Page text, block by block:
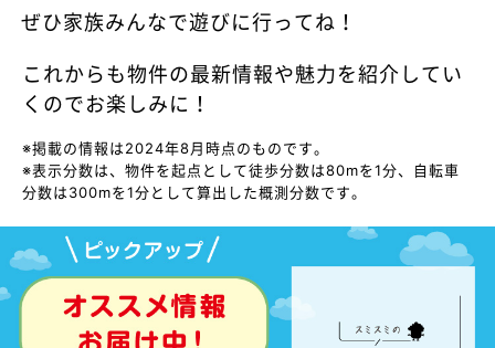
ぜひ家族みんなで遊びに行ってね！
これからも物件の最新情報や魅力を紹介してい
くのでお楽しみに！
※掲載の情報は2024年8月時点のものです。
※表示分数は、物件を起点として徒歩分数は80mを1分、自転車
分数は300mを1分として算出した概測分数です。